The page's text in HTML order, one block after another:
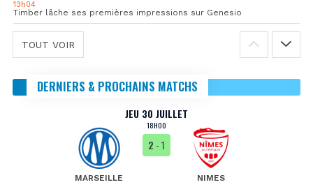
13h04
Timber lâche ses premières impressions sur Genesio
TOUT VOIR
DERNIERS & PROCHAINS MATCHS
JEU 30 JUILLET
18H00
MARSEILLE
2 - 1
NIMES